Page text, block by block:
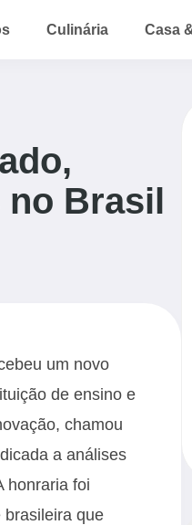
Culinária Casa
no Brasil
um novo
de ensino e
chamou
a análises
honraria foi
brasileira que